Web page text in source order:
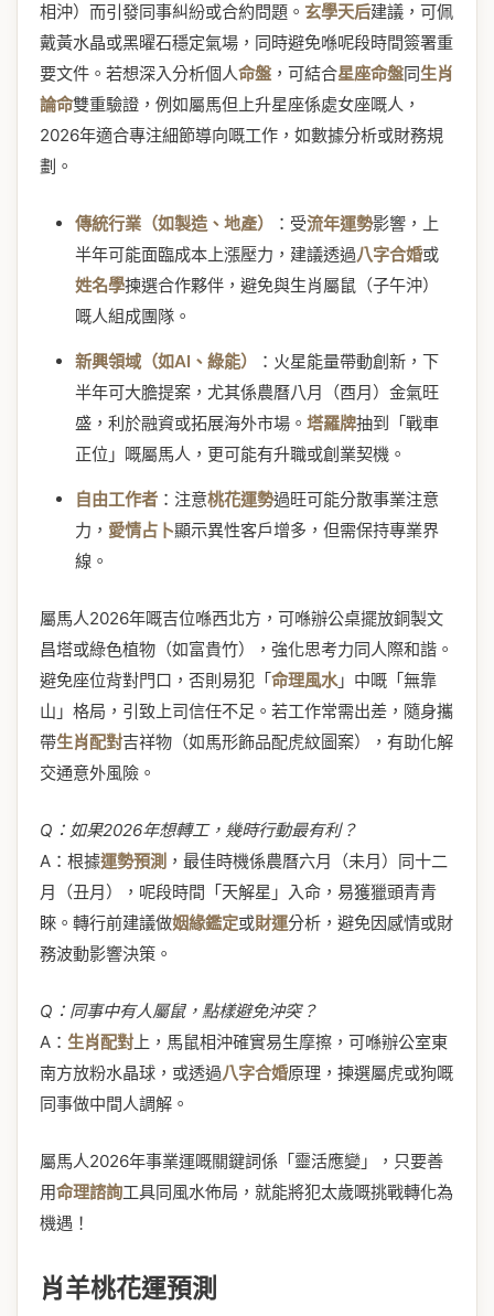
相沖）而引發同事糾紛或合約問題。 玄學天后建議，可佩
戴黃水晶或黑曜石穩定氣場，同時避免喺呢段時間簽署重
要文件。若想深入分析個人命盤 ，可結合星座命盤同生肖
論命雙重驗證，例如屬馬但上升星座係處女座嘅人，
2026年適合專注細節導向嘅工作，如數據分析或財務規
劃。
傳統行業（如製造、地產） ：受流年運勢影響，上
半年可能面臨成本上漲壓力，建議透過八字合婚或
姓名學揀選合作夥伴，避免與生肖屬鼠（子午沖）
嘅人組成團隊。
新興領域（如AI、綠能）
：火星能量帶動創新，下
半年可大膽提案，尤其係農曆八月（酉月）金氣旺
盛，利於融資或拓展海外市場。 塔羅牌抽到「戰車
正位」嘅屬馬人，更可能有升職或創業契機。
自由工作者 ：注意桃花運勢過旺可能分散事業注意
力， 愛情占卜顯示異性客戶增多，但需保持專業界
線。
屬馬人2026年嘅吉位喺西北方，可喺辦公桌擺放銅製文
昌塔或綠色植物（如富貴竹），強化思考力同人際和諧。
避免座位背對門口，否則易犯「命理風水」中嘅「無靠
山」格局，引致上司信任不足。若工作常需出差，隨身攜
帶生肖配對吉祥物（如馬形飾品配虎紋圖案），有助化解
交通意外風險。
Q：如果2026年想轉工，幾時行動最有利？
A：根據運勢預測 ，最佳時機係農曆六月（未月）同十二
月（丑月），呢段時間「天解星」入命，易獲獵頭青青
睞。轉行前建議做姻緣鑑定或財運分析，避免因感情或財
務波動影響決策。
Q：同事中有人屬鼠，點樣避免沖突？
A： 生肖配對 上，馬鼠相沖確實易生摩擦，可喺辦公室東
南方放粉水晶球，或透過八字合婚原理，揀選屬虎或狗嘅
同事做中間人調解。
屬馬人2026年事業運嘅關鍵詞係「靈活應變」，只要善
用命理諮詢工具同風水佈局，就能將犯太歲嘅挑戰轉化為
機遇！
肖羊桃花運預測